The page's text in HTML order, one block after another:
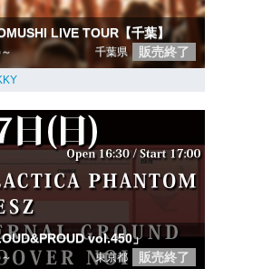
LIVE TOUR【千葉】
千葉県 販売終了
vol.450」
東京都 販売終了